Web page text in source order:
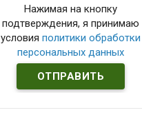
Нажимая на кнопку
подтверждения, я принимаю
условияполитики обработки
персональных данных